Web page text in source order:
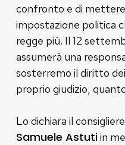
confronto e di mettere
impostazione politica
regge più. Il 12
assumerà una
sosterremo il diritto
proprio giudizio,
Lo dichiara il
Samuele Astutiin